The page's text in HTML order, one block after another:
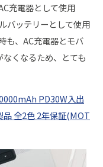
充電器として使用
バッテリーとして使用
も、AC充電器とモバ
くなるため、とても
PD30W入出
品 全2色 2年保証(MOT